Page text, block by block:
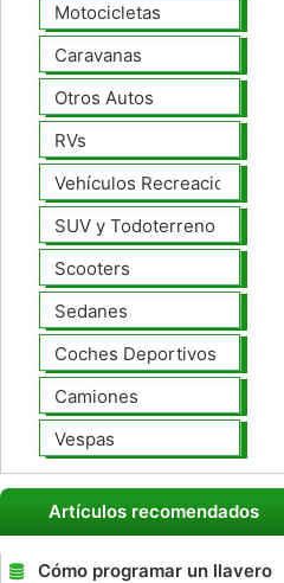
Motocicletas
Caravanas
Otros Autos
RVs
Vehículos Recreacionales
SUV y Todoterreno
Scooters
Sedanes
Coches Deportivos
Camiones
Vespas
Artículos recomendados
Cómo programar un llavero